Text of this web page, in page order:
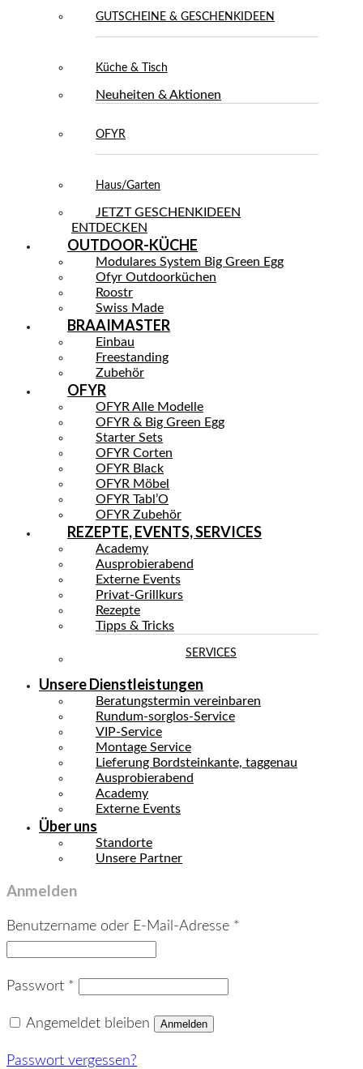
GUTSCHEINE & GESCHENKIDEEN
Küche & Tisch
Neuheiten & Aktionen
OFYR
Haus/Garten
JETZT GESCHENKIDEEN
ENTDECKEN
OUTDOOR-KÜCHE
Modulares System Big Green Egg
Ofyr Outdoorküchen
Roostr
Swiss Made
BRAAIMASTER
Einbau
Freestanding
Zubehör
OFYR
OFYR Alle Modelle
OFYR & Big Green Egg
Starter Sets
OFYR Corten
OFYR Black
OFYR Möbel
OFYR Tabl’O
OFYR Zubehör
REZEPTE, EVENTS, SERVICES
Academy
Ausprobierabend
Externe Events
Privat-Grillkurs
Rezepte
Tipps & Tricks
SERVICES
Unsere Dienstleistungen
Beratungstermin vereinbaren
Rundum-sorglos-Service
VIP-Service
Montage Service
Lieferung Bordsteinkante, taggenau
Ausprobierabend
Academy
Externe Events
Über uns
Standorte
Unsere Partner
Anmelden
Benutzername oder E-Mail-Adresse *
Passwort *
Angemeldet bleiben Anmelden
Passwort vergessen?